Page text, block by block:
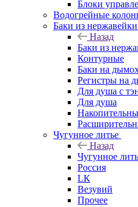
Блоки
Водогрейные
Баки из нержавейки
Назад
Баки из
Контурные
Баки на
Регистры на
Для душа с
Для душа
Чугунное литье
Назад
Чугунное
Россия
LК
Везувий
Прочее